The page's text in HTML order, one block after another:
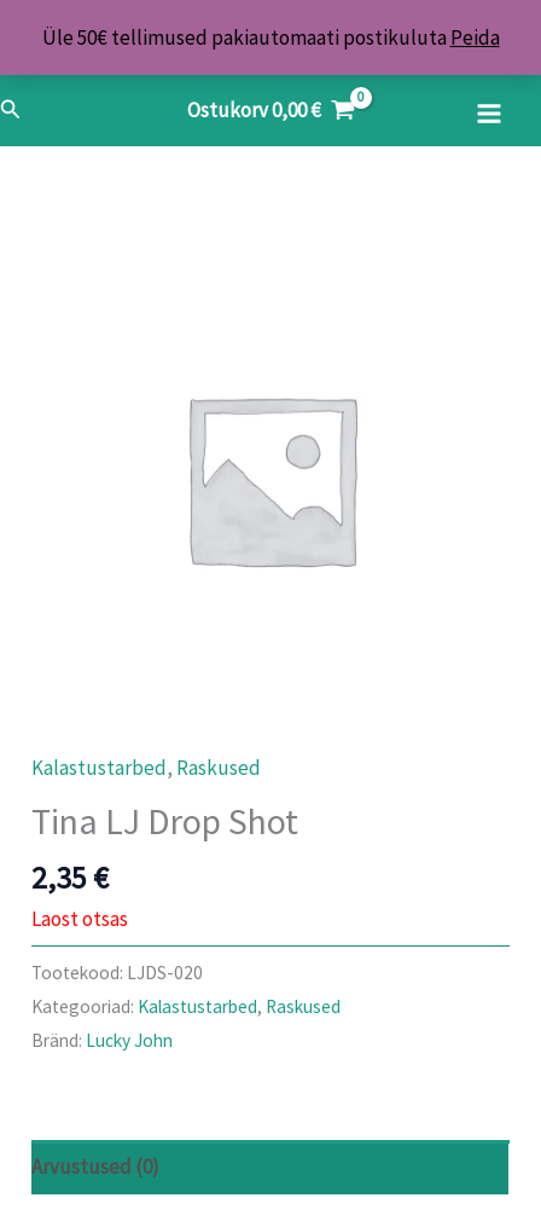
Üle 50€ tellimused pakiautomaati postikuluta Peida
content
Search Ostukorv0,00€
Kalastustarbed, Raskused
Tina LJ Drop Shot
2,35€
Laost otsas
Tootekood: LJDS-020
Kategooriad: Kalastustarbed, Raskused
Bränd: Lucky John
Arvustused (0)